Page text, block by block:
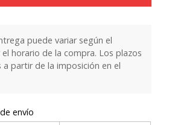
puede variar según el
horario de la compra. Los plazos
partir de la imposición en el
envío